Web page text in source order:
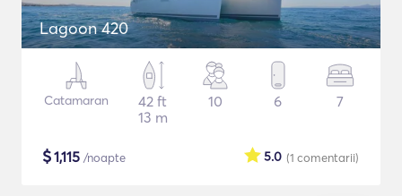
Lagoon 420
Catamaran
42 ft
13 m
10 6 7
$1,115 /noapte (1 comentarii)
5.0